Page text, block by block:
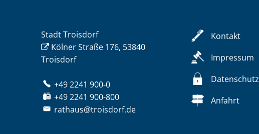
Stadt Troisdorf
Kölner Straße 176, 53840
Troisdorf
+49 2241 900-0
+49 2241 900-800
rathaus@troisdorf.de
Kontakt
Impressum
Datenschutz
Anfahrt